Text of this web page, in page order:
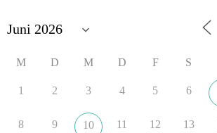
Verschmelzung.
💬 Was ist dir wichtiger: feste Lager oder
#Landtagswahl2026
#Sachpolitik
M D M D F S
1 2 3 4 5 6
8 9 10 11 12 13